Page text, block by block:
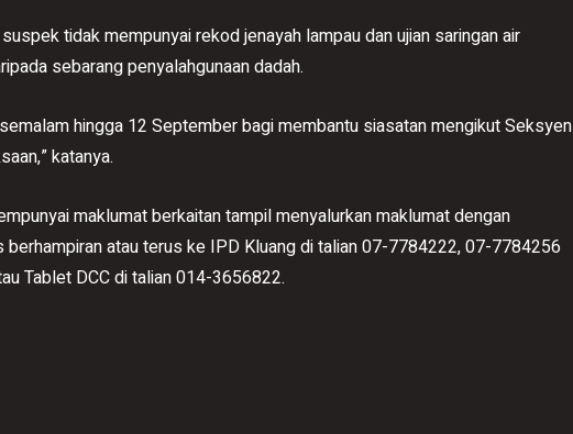
tidak mempunyai rekod jenayah lampau dan ujian saringan air
sebarang penyalahgunaan dadah.
hingga 12 September bagi membantu siasatan mengikut Seksyen
katanya.
maklumat berkaitan tampil menyalurkan maklumat dengan
berhampiran atau terus ke IPD Kluang di talian 07-7784222, 07-7784256
Tablet DCC di talian 014-3656822.